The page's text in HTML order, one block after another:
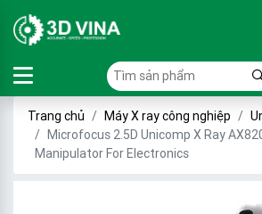
Trang chủ Máy X ray công nghiệp
Microfocus 2.5D Unicomp X Ray
Manipulator For Electronics